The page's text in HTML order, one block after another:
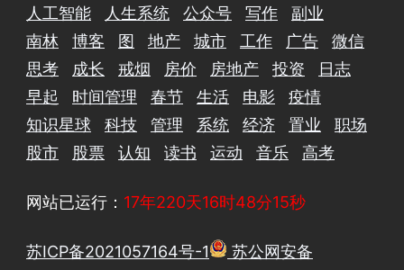
人工智能
人生系统 公众号 写作
副业
南林
博客 图 地产 城市 工作 广告
微信
思考
成长 戒烟 房价 房地产 投资
日志
早起
时间管理 春节 生活 电影
疫情
知识星球
科技 管理 系统 经济 置业
职场
股市
股票 认知 读书 运动 音乐 高考
网站已运行： 17年220天16时48分17秒
苏ICP备2021057164号-1 苏公网安备